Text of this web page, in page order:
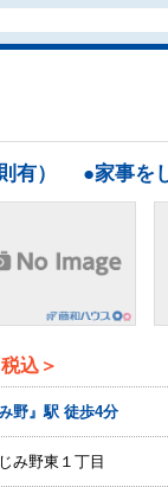
込＞
野』駅 徒歩4分
み野東１丁目